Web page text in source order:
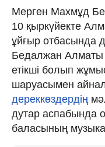
Мерген Махмұд
10 қыркүйекте
ұйғыр отбасында
Бедалжан Алматы
етікші болып
шаруасымен
дереккөздердің
дутар аспабында
баласының